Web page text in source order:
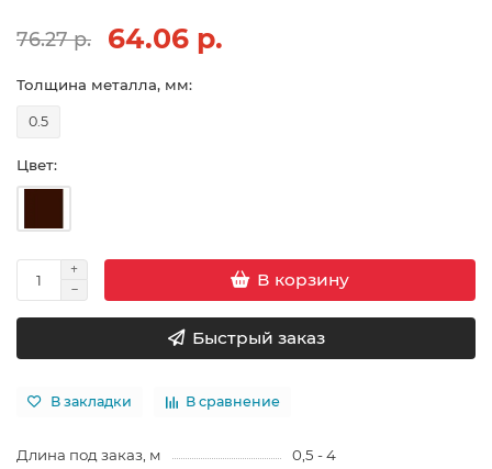
76.27 р. 64.06 р.
Толщина металла, мм:
0.5
Цвет:
В корзину
Быстрый заказ
В закладки В сравнение
Длина под заказ, м 0,5 - 4